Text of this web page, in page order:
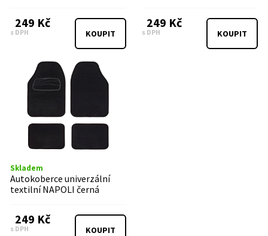
249 Kč
s DPH KOUPIT
249 Kč
s DPH KOUPIT
Skladem
Autokoberce univerzální
textilní NAPOLI černá
249 Kč
s DPH KOUPIT